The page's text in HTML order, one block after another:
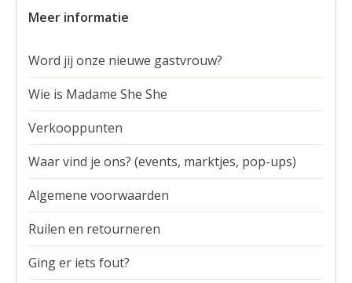
Meer informatie
Word jij onze nieuwe gastvrouw?
Wie is Madame She She
Verkooppunten
Waar vind je ons? (events, marktjes, pop-ups)
Algemene voorwaarden
Ruilen en retourneren
Ging er iets fout?